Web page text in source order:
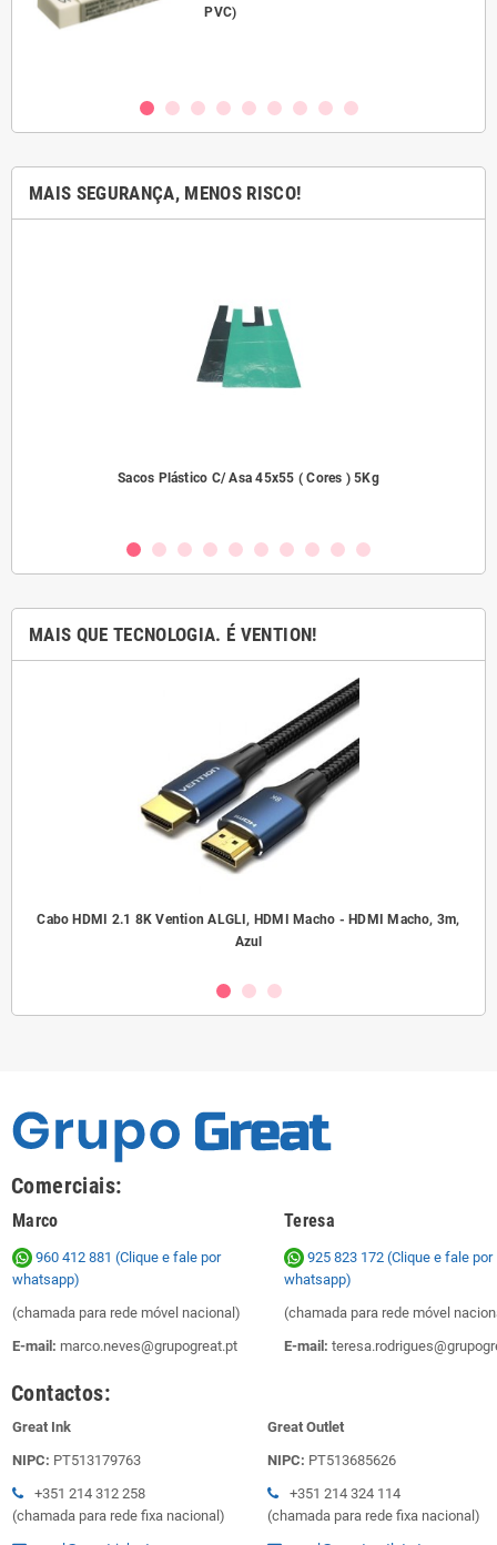
PVC)
MAIS SEGURANÇA, MENOS RISCO!
Sacos Plástico C/ Asa 45x55 ( Cores ) 5Kg
MAIS QUE TECNOLOGIA. É VENTION!
Cabo HDMI 2.1 8K Vention ALGLI, HDMI Macho - HDMI Macho, 3m,
Azul
Comerciais:
Marco Teresa
960 412 881 (Clique e fale por
whatsapp)
(chamada para rede móvel nacional)
E-mail: marco.neves@grupogreat.pt
925 823 172 (Clique e fale por
whatsapp)
(chamada para rede móvel
E-mail:
Contactos:
Great Ink
NIPC: PT513179763
+351 214 312 258
(chamada para rede fixa nacional)
Great Outlet
NIPC: PT513685626
+351 214 324 114
(chamada para rede fixa nacional)